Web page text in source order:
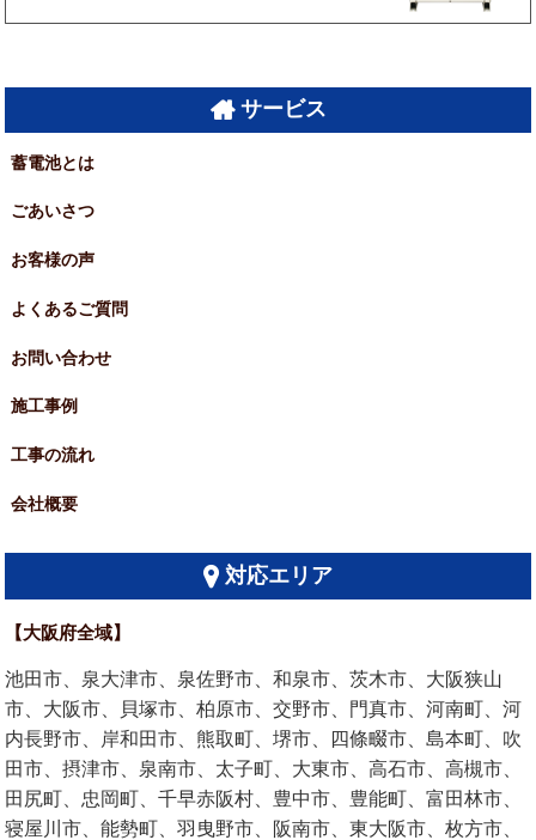
サービス
蓄電池とは
ごあいさつ
お客様の声
よくあるご質問
お問い合わせ
施工事例
工事の流れ
会社概要
対応エリア
【大阪府全域】
池田市、泉大津市、泉佐野市、和泉市、茨木市、大阪狭山
市、大阪市、貝塚市、柏原市、交野市、門真市、河南町、河
内長野市、岸和田市、熊取町、堺市、四條畷市、島本町、吹
田市、摂津市、泉南市、太子町、大東市、高石市、高槻市、
田尻町、忠岡町、千早赤阪村、豊中市、豊能町、富田林市、
寝屋川市、能勢町、羽曳野市、阪南市、東大阪市、枚方市、